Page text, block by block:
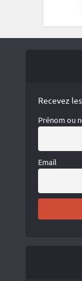
Recevez
Prénom ou
Email